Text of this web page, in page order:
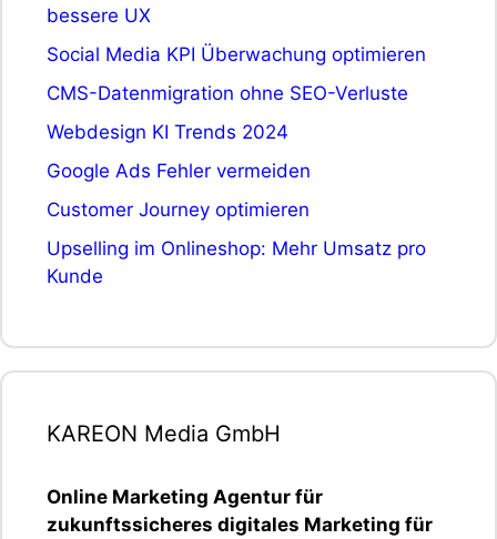
bessere UX
Social Media KPI Überwachung optimieren
CMS-Datenmigration ohne SEO-Verluste
Webdesign KI Trends 2024
Google Ads Fehler vermeiden
Customer Journey optimieren
Upselling im Onlineshop: Mehr Umsatz pro
Kunde
KAREON Media GmbH
Online Marketing Agentur für
zukunftssicheres digitales Marketing für